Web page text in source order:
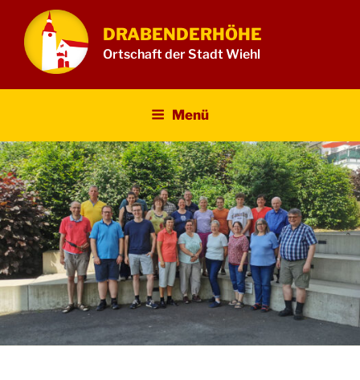
Inhalt
springen
DRABENDERHÖHE
Ortschaft der Stadt Wiehl
Menü